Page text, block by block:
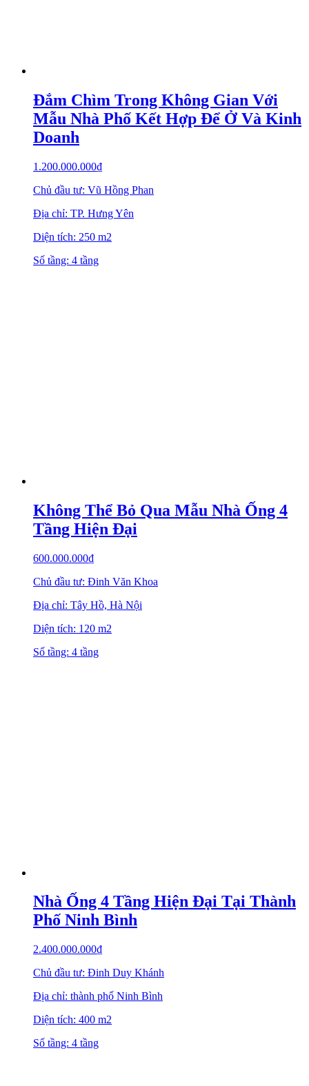
Đắm Chìm Trong Không Gian Với
Mẫu Nhà Phố Kết Hợp Để Ở Và Kinh
Doanh
1.200.000.000₫
Chủ đầu tư: Vũ Hồng Phan
Địa chỉ: TP. Hưng Yên
Diện tích: 250 m2
Số tầng: 4 tầng
Không Thể Bỏ Qua Mẫu Nhà Ống 4
Tầng Hiện Đại
600.000.000₫
Chủ đầu tư: Đinh Văn Khoa
Địa chỉ: Tây Hồ, Hà Nội
Diện tích: 120 m2
Số tầng: 4 tầng
Nhà Ống 4 Tầng Hiện Đại Tại Thành
Phố Ninh Bình
2.400.000.000₫
Chủ đầu tư: Đinh Duy Khánh
Địa chỉ: thành phố Ninh Bình
Diện tích: 400 m2
Số tầng: 4 tầng